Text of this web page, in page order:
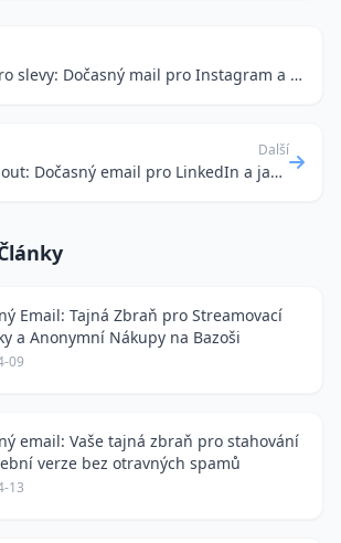
Chytré triky pro slevy: Dočasný mail pro Instagram a další radosti bez spamu
Další
Jak si nenaběhnout: Dočasný email pro LinkedIn a jak se vyhnout otravným nabídkám
Email: Tajná Zbraň pro Streamovací
a Anonymní Nákupy na Bazoši
09
email: Vaše tajná zbraň pro stahování
verze bez otravných spamů
13